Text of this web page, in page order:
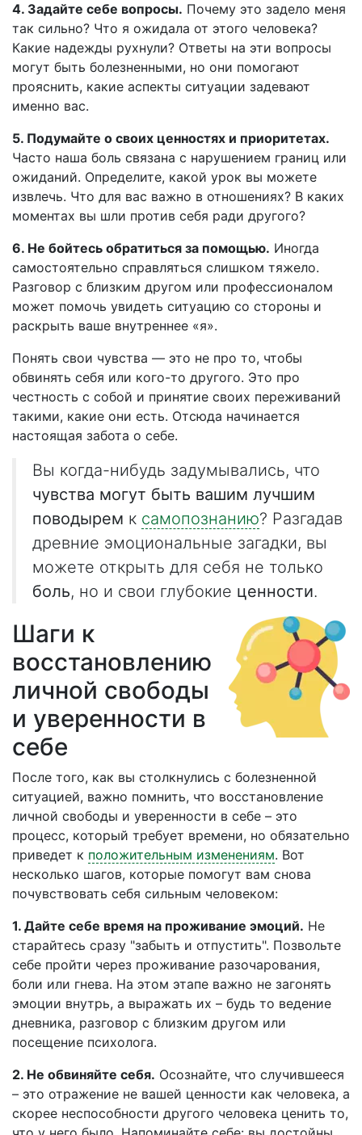
4. Задайте себе вопросы. Почему это задело меня
так сильно? Что я ожидала от этого человека?
Какие надежды рухнули? Ответы на эти вопросы
могут быть болезненными, но они помогают
прояснить, какие аспекты ситуации задевают
именно вас.
5. Подумайте о своих ценностях и приоритетах.
Часто наша боль связана с нарушением границ или
ожиданий. Определите, какой урок вы можете
извлечь. Что для вас важно в отношениях? В каких
моментах вы шли против себя ради другого?
6. Не бойтесь обратиться за помощью. Иногда
самостоятельно справляться слишком тяжело.
Разговор с близким другом или профессионалом
может помочь увидеть ситуацию со стороны и
раскрыть ваше внутреннее «я».
Понять свои чувства — это не про то, чтобы
обвинять себя или кого-то другого. Это про
честность с собой и принятие своих переживаний
такими, какие они есть. Отсюда начинается
настоящая забота о себе.
Вы когда-нибудь задумывались, что
чувства могут быть вашим лучшим
поводырем к самопознанию? Разгадав
древние эмоциональные загадки, вы
можете открыть для себя не только
боль, но и свои глубокие ценности.
Шаги к
восстановлению
личной свободы
и уверенности в
себе
После того, как вы столкнулись с болезненной
ситуацией, важно помнить, что восстановление
личной свободы и уверенности в себе – это
процесс, который требует времени, но обязательно
приведет к положительным изменениям. Вот
несколько шагов, которые помогут вам снова
почувствовать себя сильным человеком:
1. Дайте себе время на проживание эмоций. Не
старайтесь сразу "забыть и отпустить". Позвольте
себе пройти через проживание разочарования,
боли или гнева. На этом этапе важно не загонять
эмоции внутрь, а выражать их – будь то ведение
дневника, разговор с близким другом или
посещение психолога.
2. Не обвиняйте себя. Осознайте, что случившееся
– это отражение не вашей ценности как человека, а
скорее неспособности другого человека ценить то,